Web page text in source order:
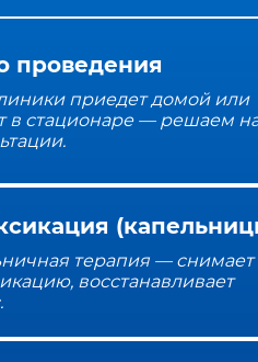
проведения
приедет домой или
в стационаре — решаем
терапия — снимает
восстанавливает